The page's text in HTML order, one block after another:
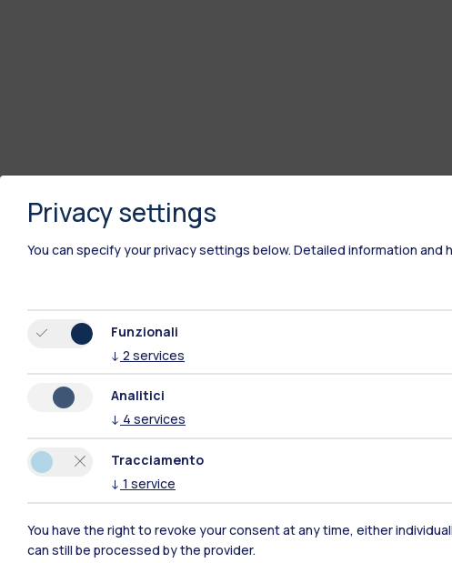
Polimi Community
Tutti i siti dell’ecosistema
Privacy settings
You can specify your privacy settings below. Detailed information and
Funzionali
↓ 2 services
Analitici
↓ 4 services
Tracciamento
↓ 1 service
You have the right to revoke your consent at any time, either
can still be processed by the provider.